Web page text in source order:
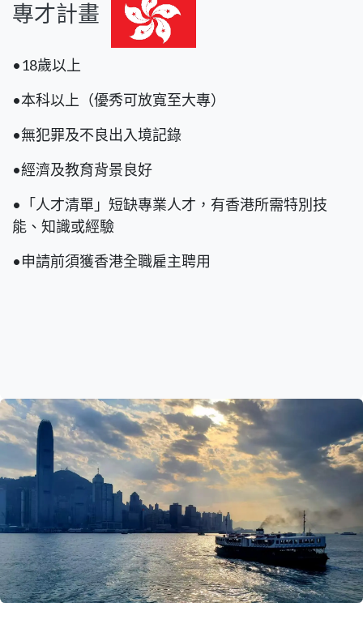
專才計畫
•18歲以上
•本科以上（優秀可放寬至大專）
•無犯罪及不良出入境記錄
•經濟及教育背景良好
•「人才清單」短缺專業人才，有香港所需特別技
能、知識或經驗
•申請前須獲香港全職雇主聘用